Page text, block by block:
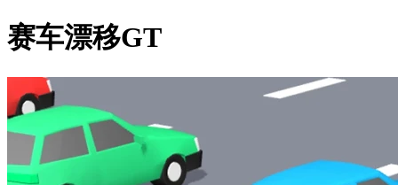
赛车漂移GT